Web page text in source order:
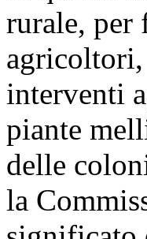
rurale, per
agricoltori,
interventi
piante
delle
la